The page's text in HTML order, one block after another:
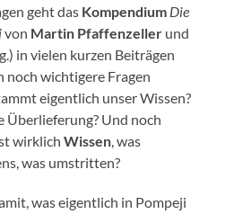
geht das Kompendium Die
von Martin Pfaffenzeller und
in vielen kurzen Beiträgen
noch wichtigere Fragen
eigentlich unser Wissen?
Überlieferung? Und noch
wirklichWissen, was
was umstritten?
was eigentlich in Pompeji